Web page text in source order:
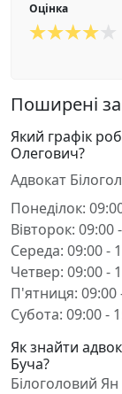
Оцінка
Поширені
Який графік
Олегович?
Адвокат
Понеділок:
Вівторок: 09:00
Середа: 09:00 -
Четвер: 09:00 -
П'ятниця: 09:00
Субота: 09:00 -
Як знайти
Буча?
Білоголовий